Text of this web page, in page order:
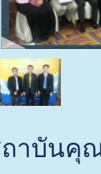
าบันคุ